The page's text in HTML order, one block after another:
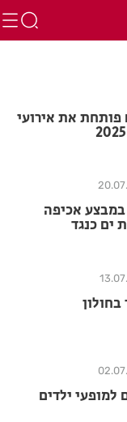
את אירועי
אכיפה
ים כנגד
למופעי ילדים